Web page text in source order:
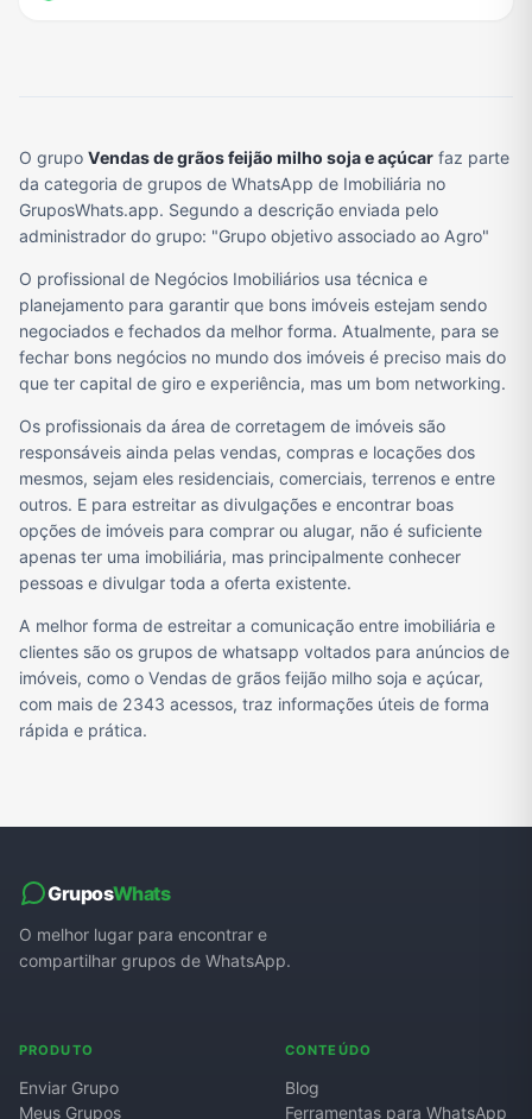
O grupo Vendas de grãos feijão milho soja e açúcar faz parte
da categoria de grupos de WhatsApp de Imobiliária no
GruposWhats.app. Segundo a descrição enviada pelo
administrador do grupo: "Grupo objetivo associado ao Agro"
O profissional de Negócios Imobiliários usa técnica e
planejamento para garantir que bons imóveis estejam sendo
negociados e fechados da melhor forma. Atualmente, para se
fechar bons negócios no mundo dos imóveis é preciso mais do
que ter capital de giro e experiência, mas um bom networking.
Os profissionais da área de corretagem de imóveis são
responsáveis ainda pelas vendas, compras e locações dos
mesmos, sejam eles residenciais, comerciais, terrenos e entre
outros. E para estreitar as divulgações e encontrar boas
opções de imóveis para comprar ou alugar, não é suficiente
apenas ter uma imobiliária, mas principalmente conhecer
pessoas e divulgar toda a oferta existente.
A melhor forma de estreitar a comunicação entre imobiliária e
clientes são os grupos de whatsapp voltados para anúncios de
imóveis, como o Vendas de grãos feijão milho soja e açúcar,
com mais de 2343 acessos, traz informações úteis de forma
rápida e prática.
GruposWhats
O melhor lugar para encontrar e
compartilhar grupos de WhatsApp.
PRODUTO
Enviar Grupo
Meus Grupos
CONTEÚDO
Blog
Ferramentas para WhatsApp